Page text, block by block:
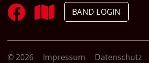
BAND LOGIN
© 2026 Impressum
Datenschutz